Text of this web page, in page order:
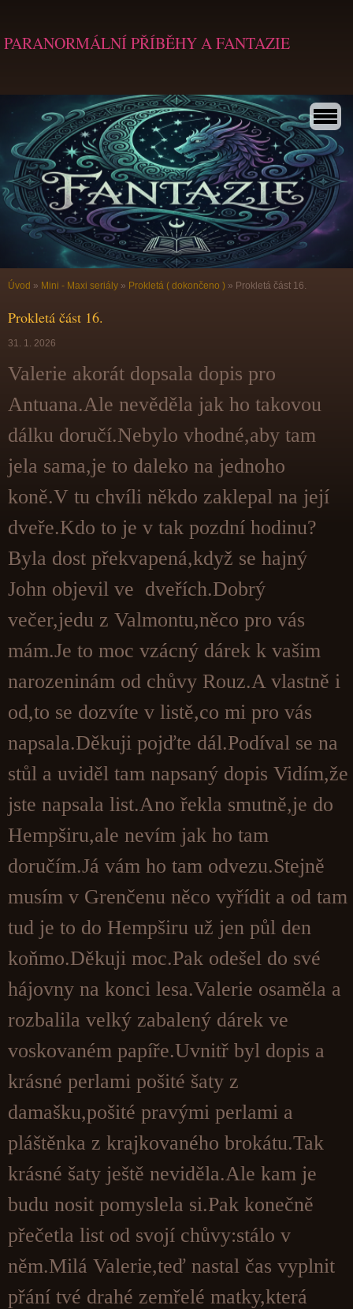
PARANORMÁLNÍ PŘÍBĚHY A FANTAZIE
Úvod » Mini - Maxi seriály » Prokletá ( dokončeno ) » Prokletá část 16.
Prokletá část 16.
31. 1. 2026
Valerie akorát dopsala dopis pro
Antuana.Ale nevěděla jak ho takovou
dálku doručí.Nebylo vhodné,aby tam
jela sama,je to daleko na jednoho
koně.V tu chvíli někdo zaklepal na její
dveře.Kdo to je v tak pozdní hodinu?
Byla dost překvapená,když se hajný
John objevil ve dveřích.Dobrý
večer,jedu z Valmontu,něco pro vás
mám.Je to moc vzácný dárek k vašim
narozeninám od chůvy Rouz.A vlastně i
od,to se dozvíte v listě,co mi pro vás
napsala.Děkuji pojďte dál.Podíval se na
stůl a uviděl tam napsaný dopis Vidím,že
jste napsala list.Ano řekla smutně,je do
Hempširu,ale nevím jak ho tam
doručím.Já vám ho tam odvezu.Stejně
musím v Grenčenu něco vyřídit a od tam
tud je to do Hempširu už jen půl den
koňmo.Děkuji moc.Pak odešel do své
hájovny na konci lesa.Valerie osaměla a
rozbalila velký zabalený dárek ve
voskovaném papíře.Uvnitř byl dopis a
krásné perlami pošité šaty z
damašku,pošité pravými perlami a
pláštěnka z krajkovaného brokátu.Tak
krásné šaty ještě neviděla.Ale kam je
budu nosit pomyslela si.Pak konečně
přečetla list od svojí chůvy:stálo v
něm.Milá Valerie,teď nastal čas vyplnit
přání tvé drahé zemřelé matky,která